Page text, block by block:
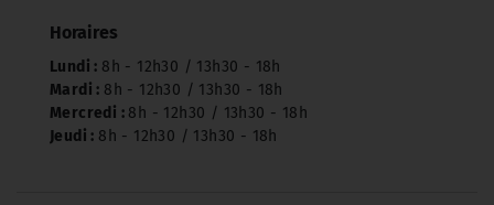
Horaires
Lundi : 8h - 12h30 / 13h30 - 18h
Mardi : 8h - 12h30 / 13h30 - 18h
Mercredi : 8h - 12h30 / 13h30 - 18h
Jeudi : 8h - 12h30 / 13h30 - 18h